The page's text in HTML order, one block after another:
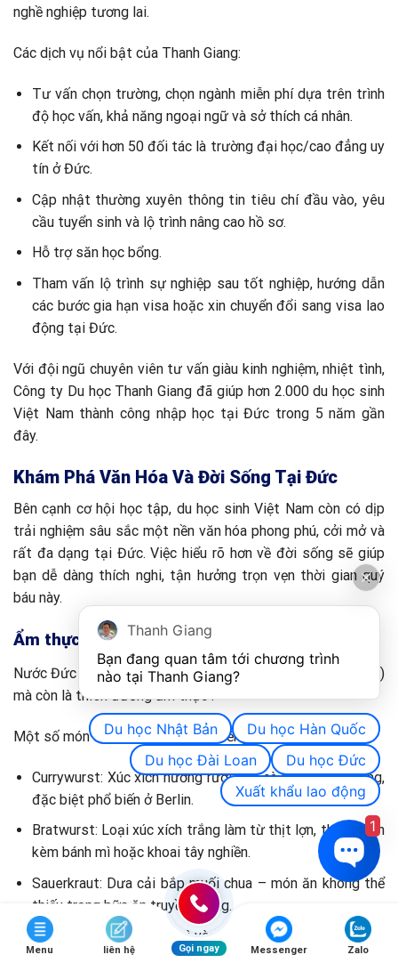
nghề nghiệp tương lai.
Các dịch vụ nổi bật của Thanh Giang:
Tư vấn chọn trường, chọn ngành miễn phí dựa trên trình
độ học vấn, khả năng ngoại ngữ và sở thích cá nhân.
Kết nối với hơn 50 đối tác là trường đại học/cao đẳng uy
tín ở Đức.
Cập nhật thường xuyên thông tin tiêu chí đầu vào, yêu
cầu tuyển sinh và lộ trình nâng cao hồ sơ.
Hỗ trợ săn học bổng.
Tham vấn lộ trình sự nghiệp sau tốt nghiệp, hướng dẫn
các bước gia hạn visa hoặc xin chuyển đổi sang visa lao
động tại Đức.
Với đội ngũ chuyên viên tư vấn giàu kinh nghiệm, nhiệt tình,
Công ty Du học Thanh Giang đã giúp hơn 2.000 du học sinh
Việt Nam thành công nhập học tại Đức trong 5 năm gần
đây.
Khám Phá Văn Hóa Và Đời Sống Tại Đức
Bên cạnh cơ hội học tập, du học sinh Việt Nam còn có dịp
trải nghiệm sâu sắc một nền văn hóa phong phú, cởi mở và
rất đa dạng tại Đức. Việc hiểu rõ hơn về đời sống sẽ giúp
bạn dễ dàng thích nghi, tận hưởng trọn vẹn thời gian quý
báu này.
Ẩm thực và các món ăn đặc trưng của Đức
Nước Đức không chỉ nổi tiếng với xúc xích (Wurst), bia (Bier)
mà còn là thiên đường ẩm thực .
Một số món ăn truyền thống nổi tiếng:
Currywurst: Xúc xích nướng rưới sốt cà ri cay đặc trưng,
đặc biệt phổ biến ở Berlin.
Bratwurst: Loại xúc xích trắng làm từ thịt lợn, thịt bê, ăn
kèm bánh mì hoặc khoai tây nghiền.
Sauerkraut: Dưa cải bắp muối chua – món ăn không thể
thiếu trong bữa ăn truyền thống.
Pretzel (Brezel): Bánh mì vòng đặc trưng của miền Nam
nước Đức.
Menu liên hệ Gọi ngay Messenger Zalo
Thanh Giang
Bạn đang quan tâm tới chương trình
nào tại Thanh Giang?
Du học Nhật Bản
Du học Hàn Quốc
Du học Đài Loan
Du học Đức
Xuất khẩu lao động
1